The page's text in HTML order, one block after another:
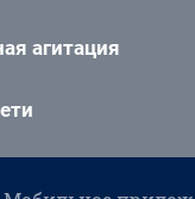
агитация